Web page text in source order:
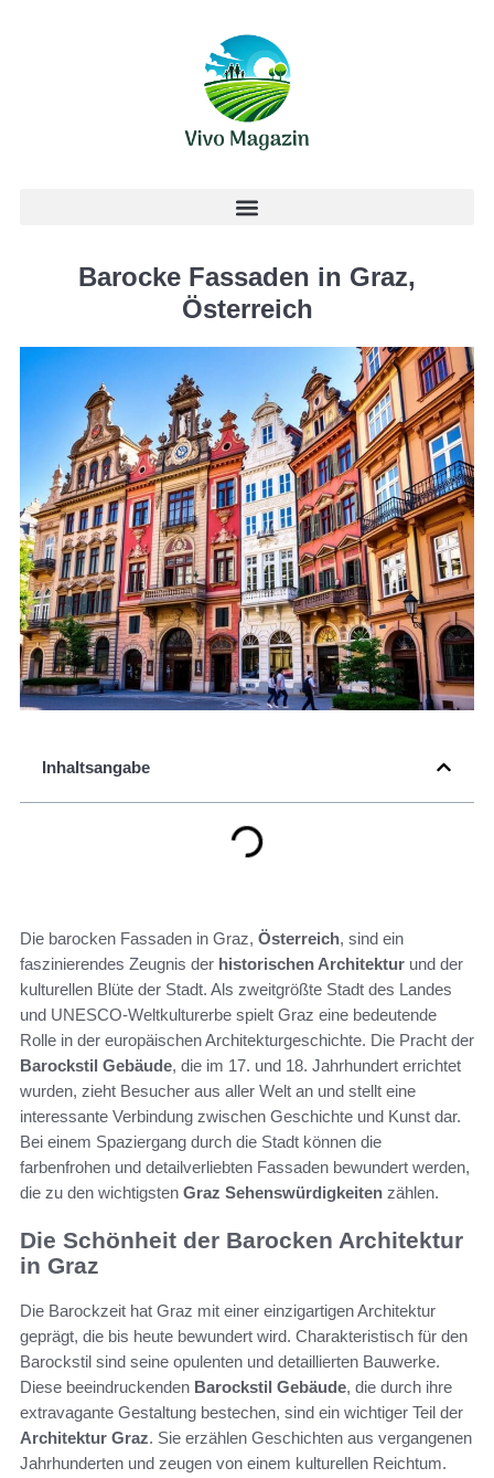
Barocke Fassaden in Graz,
Österreich
Inhaltsangabe
Die barocken Fassaden in Graz, Österreich, sind ein
faszinierendes Zeugnis der historischen Architektur und der
kulturellen Blüte der Stadt. Als zweitgrößte Stadt des Landes
und UNESCO-Weltkulturerbe spielt Graz eine bedeutende
Rolle in der europäischen Architekturgeschichte. Die Pracht der
Barockstil Gebäude, die im 17. und 18. Jahrhundert errichtet
wurden, zieht Besucher aus aller Welt an und stellt eine
interessante Verbindung zwischen Geschichte und Kunst dar.
Bei einem Spaziergang durch die Stadt können die
farbenfrohen und detailverliebten Fassaden bewundert werden,
die zu den wichtigsten Graz Sehenswürdigkeiten zählen.
Die Schönheit der Barocken Architektur
in Graz
Die Barockzeit hat Graz mit einer einzigartigen Architektur
geprägt, die bis heute bewundert wird. Charakteristisch für den
Barockstil sind seine opulenten und detaillierten Bauwerke.
Diese beeindruckenden Barockstil Gebäude, die durch ihre
extravagante Gestaltung bestechen, sind ein wichtiger Teil der
Architektur Graz. Sie erzählen Geschichten aus vergangenen
Jahrhunderten und zeugen von einem kulturellen Reichtum.